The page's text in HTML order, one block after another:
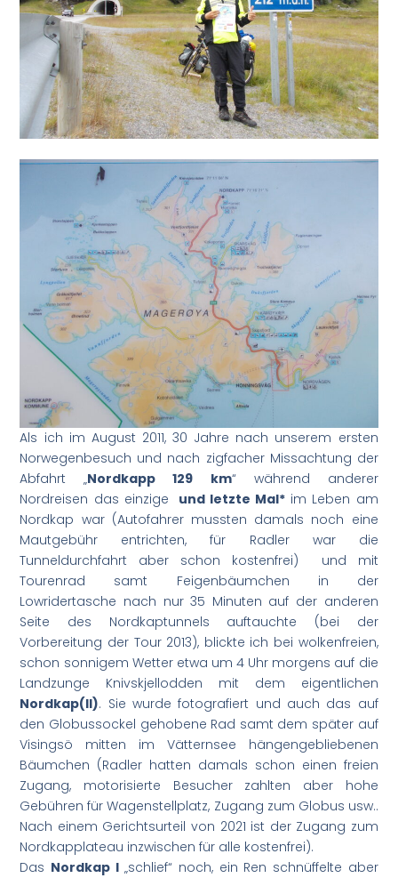
Als ich im August 2011, 30 Jahre nach unserem ersten
Norwegenbesuch und nach zigfacher Missachtung der
Abfahrt „Nordkapp 129 km“ während anderer
Nordreisen das einzige
und letzte Mal* im Leben am
Nordkap war (Autofahrer mussten damals noch eine
Mautgebühr entrichten, für Radler war die
Tunneldurchfahrt aber schon kostenfrei) und mit
Tourenrad samt Feigenbäumchen in der
Lowridertasche nach nur 35 Minuten auf der anderen
Seite des Nordkaptunnels auftauchte (bei der
Vorbereitung der Tour 2013), blickte ich bei wolkenfreien,
schon sonnigem Wetter etwa um 4 Uhr morgens auf die
Landzunge Knivskjellodden mit dem eigentlichen
Nordkap(II). Sie wurde fotografiert und auch das auf
den Globussockel gehobene Rad samt dem später auf
Visingsö mitten im Vätternsee hängengebliebenen
Bäumchen (Radler hatten damals schon einen freien
Zugang, motorisierte Besucher zahlten aber hohe
Gebühren für Wagenstellplatz, Zugang zum Globus usw..
Nach einem Gerichtsurteil von 2021 ist der Zugang zum
Nordkapplateau inzwischen für alle kostenfrei).
Das Nordkap I„schlief“ noch, ein Ren schnüffelte aber